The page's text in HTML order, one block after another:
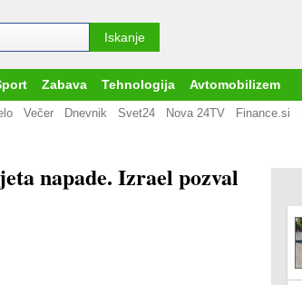
Zabava Tehnologija Avtomobilizem
Večer Dnevnik Svet24 Nova 24TV Finance.si
napade. Izrael pozval